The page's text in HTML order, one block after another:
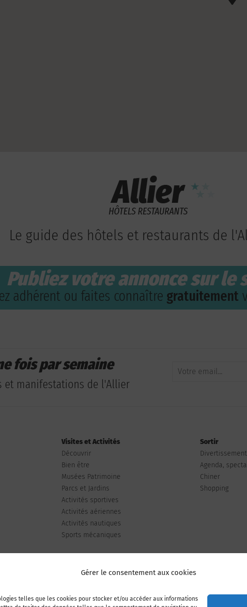
Gérer le consentement aux cookies
telles que les cookies pour stocker et/ou accéder aux informations
Le guide des hôtels et restaurants de
Publiez votre annonce sur le
adhérent ou faites connaître gratuitement
fois par semaine
et manifestations de l'Allier
Visites et Activités
Découvrir
Bien être
Musées Patrimoine
Parcs et Jardins
Activités sportives
Activités aériennes
Activités nautiques
Sports mécaniques
Sortir
Agenda,
Chiner
Shopping
Publiez votre annonce Adhérer à l’association